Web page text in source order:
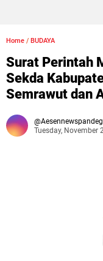
Home / BUDAYA
Surat Perintah
Sekda
Semrawut dan
Tuesday, November